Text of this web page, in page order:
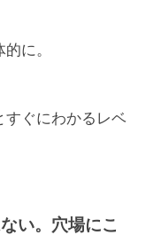
に。
すぐにわかるレベ
い。穴場にこ